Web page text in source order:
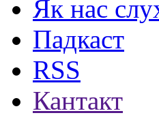
Як нас
Падкаст
RSS
Кантакт